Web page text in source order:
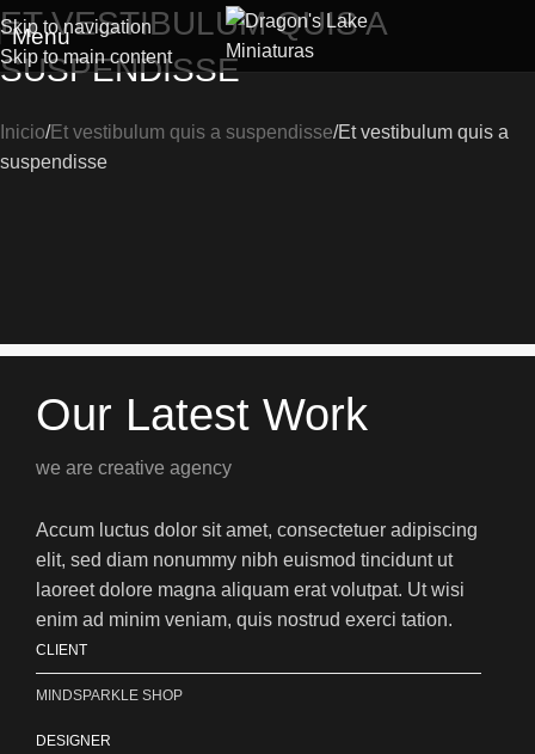
Skip to navigation
Skip to main content
Menu
ET VESTIBULUM QUIS A
SUSPENDISSE
Inicio Et vestibulum quis a suspendisse Et vestibulum quis a
suspendisse
Our Latest Work
we are creative agency
Accum luctus dolor sit amet, consectetuer adipiscing
elit, sed diam nonummy nibh euismod tincidunt ut
laoreet dolore magna aliquam erat volutpat. Ut wisi
enim ad minim veniam, quis nostrud exerci tation.
CLIENT
MINDSPARKLE SHOP
DESIGNER